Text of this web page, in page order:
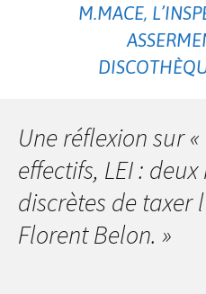
articles
M.MACE,
Une réflexion sur «
effectifs, LEI :
discrètes de taxer
Florent Belon. »